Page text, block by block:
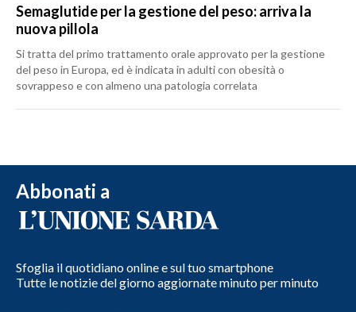
Semaglutide per la gestione del peso: arriva la
nuova pillola
Si tratta del primo trattamento orale approvato per la gestione
del peso in Europa, ed è indicata in adulti con obesità o
sovrappeso e con almeno una patologia correlata
Abbonati a
Sfoglia il quotidiano online e sul tuo smartphone
Tutte le notizie del giorno aggiornate minuto per minuto